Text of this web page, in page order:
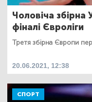
Чоловіча збірна
фіналі Євроліги
Третя збірна Європи
20.06.2021, 12:38
СПОРТ